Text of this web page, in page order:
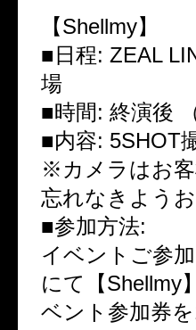
【Shellmy】
■日程: ZEAL
場
■時間: 終演後
■内容: 5SHOT
※カメラはお
忘れなきよう
■参加方法:
イベントご参
にて【Shellmy
ベント参加券